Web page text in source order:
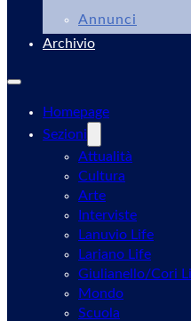
Annunci
Archivio
Homepage
Sezioni
Attualità
Cultura
Arte
Interviste
Lanuvio Life
Lariano Life
Giulianello/Cori
Mondo
Scuola